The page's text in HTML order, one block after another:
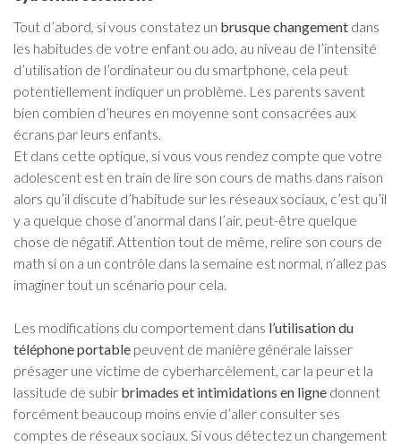
Tout d’abord, si vous constatez un brusque changement dans
les habitudes de votre enfant ou ado, au niveau de l’intensité
d’utilisation de l’ordinateur ou du smartphone, cela peut
potentiellement indiquer un problème. Les parents savent
bien combien d’heures en moyenne sont consacrées aux
écrans par leurs enfants.
Et dans cette optique, si vous vous rendez compte que votre
adolescent est en train de lire son cours de maths dans raison
alors qu’il discute d’habitude sur les réseaux sociaux, c’est qu’il
y a quelque chose d’anormal dans l’air, peut-être quelque
chose de négatif. Attention tout de même, relire son cours de
math si on a un contrôle dans la semaine est normal, n’allez pas
imaginer tout un scénario pour cela.
Les modifications du comportement dans l’utilisation du
téléphone portable peuvent de manière générale laisser
présager une victime de cyberharcèlement, car la peur et la
lassitude de subir brimades et intimidations en ligne donnent
forcément beaucoup moins envie d’aller consulter ses
comptes de réseaux sociaux. Si vous détectez un changement